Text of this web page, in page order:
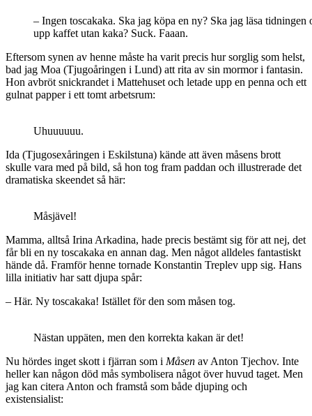
– Ingen toscakaka. Ska jag köpa en ny? Ska jag läsa tidningen
upp kaffet utan kaka? Suck. Faaan.
Eftersom synen av henne måste ha varit precis hur sorglig som helst,
bad jag Moa (Tjugoåringen i Lund) att rita av sin mormor i fantasin.
Hon avbröt snickrandet i Mattehuset och letade upp en penna och ett
gulnat papper i ett tomt arbetsrum:
Uhuuuuuu.
Ida (Tjugosexåringen i Eskilstuna) kände att även måsens brott
skulle vara med på bild, så hon tog fram paddan och illustrerade det
dramatiska skeendet så här:
Måsjävel!
Mamma, alltså Irina Arkadina, hade precis bestämt sig för att nej, det
får bli en ny toscakaka en annan dag. Men något alldeles fantastiskt
hände då. Framför henne tornade Konstantin Treplev upp sig. Hans
lilla initiativ har satt djupa spår:
– Här. Ny toscakaka! Istället för den som måsen tog.
Nästan uppäten, men den korrekta kakan är det!
Nu hördes inget skott i fjärran som i Måsen av Anton Tjechov. Inte
heller kan någon död mås symbolisera något över huvud taget. Men
jag kan citera Anton och framstå som både djuping och
existensialist: